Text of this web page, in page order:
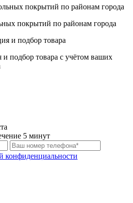
покрытий по районам города
и подбор товара с учётом ваших
5 минут
конфиденциальности